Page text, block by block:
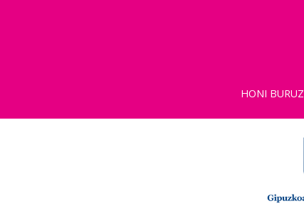
HONI BURUZ